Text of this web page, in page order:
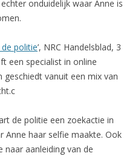
onduidelijk waar Anne is
politie’, NRC Handelsblad, 3
een specialist in online
vanuit een mix van
de politie een zoekactie in
Anne haar selfie maakte. Ook
naar aanleiding van de